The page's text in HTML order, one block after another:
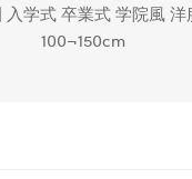
入学式 卒業式 学院風
100¬150cm